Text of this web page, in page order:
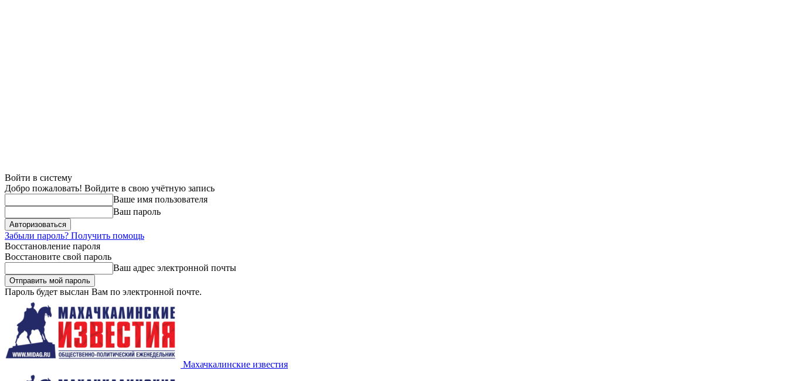
Войти в систему
Добро пожаловать! Войдите в свою учётную запись
Ваше имя пользователя
Ваш пароль
Забыли пароль? Получить помощь
Восстановление пароля
Восстановите свой пароль
Ваш адрес электронной почты
Пароль будет выслан Вам по электронной почте.
Махачкалинские известия